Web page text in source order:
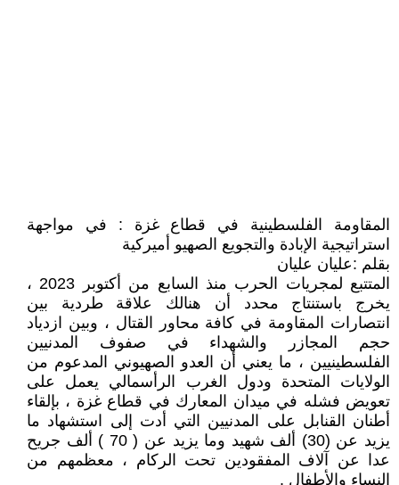
المقاومة الفلسطينية في قطاع غزة : في مواجهة
استراتيجية الإبادة والتجويع الصهيو أميركية
بقلم :عليان عليان
المتتبع لمجريات الحرب منذ السابع من أكتوبر 2023 ،
يخرج باستنتاج محدد أن هنالك علاقة طردية بين
انتصارات المقاومة في كافة محاور القتال ، وبين ازدياد
حجم المجازر والشهداء في صفوف المدنيين
الفلسطينيين ، ما يعني أن العدو الصهيوني المدعوم من
الولايات المتحدة ودول الغرب الرأسمالي يعمل على
تعويض فشله في ميدان المعارك في قطاع غزة ، بإلقاء
أطنان القنابل على المدنيين التي أدت إلى استشهاد ما
يزيد عن (30) ألف شهيد وما يزيد عن ( 70 ) ألف جريح
عدا عن آلاف المفقودين تحت الركام ، معظمهم من
النساء والأطفال .